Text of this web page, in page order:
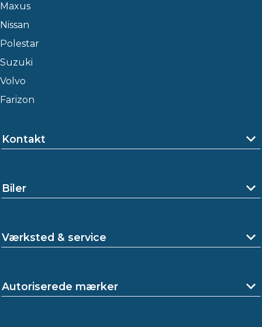
Maxus
Nissan
Polestar
Suzuki
Volvo
Farizon
Kontakt
Biler
Værksted & service
Autoriserede mærker